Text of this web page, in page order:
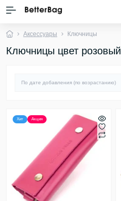
Аксессуары Ключницы
Ключницы цвет розовый
Хит Акция